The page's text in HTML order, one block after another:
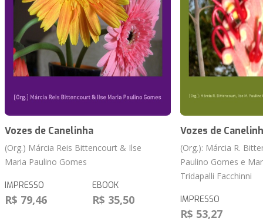
Vozes de Canelinha
(Org.) Márcia Reis Bittencourt & Ilse
Maria Paulino Gomes
IMPRESSO
R$ 79,46
EBOOK
R$ 35,50
Vozes de
(Org.): Márcia R.
Paulino Gomes e
Tridapalli Facchinni
IMPRESSO
R$ 53,27